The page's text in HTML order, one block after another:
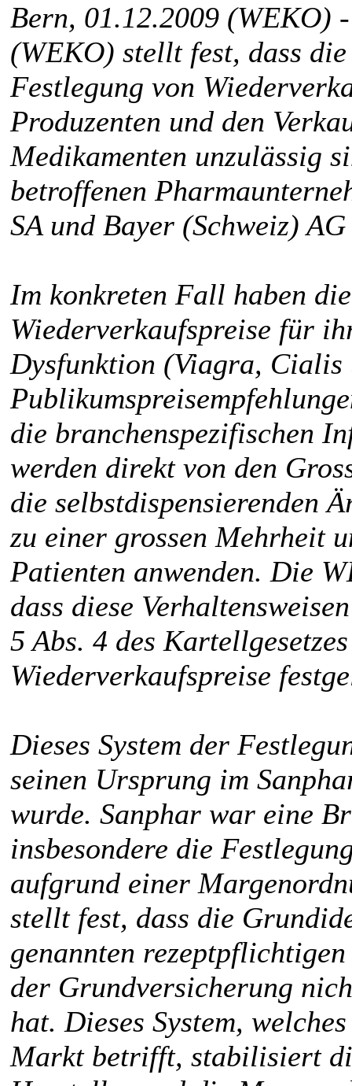
Bern, 01.12.2009 (WEKO)
(WEKO) stellt fest, dass
Festlegung von
Produzenten und den
Medikamenten unzulässig
betroffenen
SA und Bayer (Schweiz)
Im konkreten Fall haben
Wiederverkaufspreise für
Dysfunktion (Viagra,
die branchenspezifischen
werden direkt von den
die selbstdispensierenden
zu einer grossen Mehrheit
Patienten anwenden. Die
dass diese
5 Abs. 4 des
Wiederverkaufspreise
Dieses System der
seinen Ursprung im
wurde. Sanphar war eine
insbesondere die
aufgrund einer
stellt fest, dass die
genannten
der Grundversicherung
hat. Dieses System,
Markt betrifft, stabilisiert